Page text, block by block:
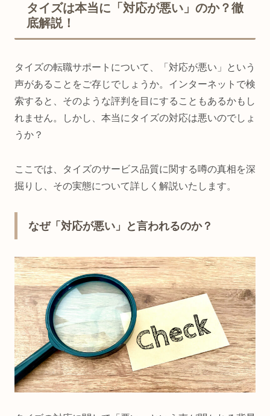
タイズは本当に「対応が悪い」のか？徹
底解説！
タイズの転職サポートについて、「対応が悪い」という
声があることをご存じでしょうか。インターネットで検
索すると、そのような評判を目にすることもあるかもし
れません。しかし、本当にタイズの対応は悪いのでしょ
うか？
ここでは、タイズのサービス品質に関する噂の真相を深
掘りし、その実態について詳しく解説いたします。
なぜ「対応が悪い」と言われるのか？